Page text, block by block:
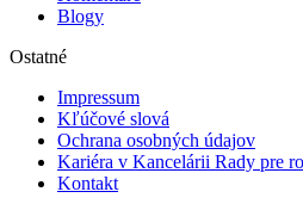
Blogy
Ostatné
Impressum
Kľúčové slová
Ochrana osobných údajov
Kariéra v Kancelárii Rady pre
Kontakt